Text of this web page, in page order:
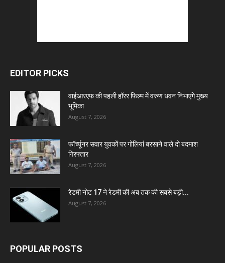
EDITOR PICKS
वाईआरएफ की पहली हॉरर फिल्म में वरुण धवन निभाएंगे मुख्य
भूमिका
August 7, 2026
फॉर्च्यूनर सवार युवकों पर गोलियां बरसाने वाले दो बदमाश
गिरफ्तार
August 7, 2026
रेडमी नोट 17 ने रेडमी की अब तक की सबसे बड़ी...
August 7, 2026
POPULAR POSTS